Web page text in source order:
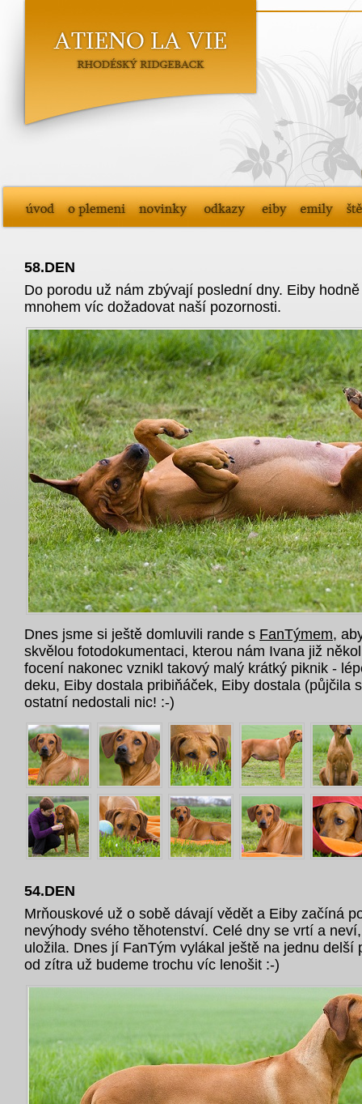
58.DEN
Do porodu už nám zbývají poslední dny. Eiby
mnohem víc dožadovat naší pozornosti.
Dnes jsme si ještě domluvili rande s FanTýmem,
skvělou fotodokumentaci, kterou nám Ivana již
focení nakonec vznikl takový malý krátký piknik -
deku, Eiby dostala pribiňáček, Eiby dostala (půjčila
ostatní nedostali nic! :-)
54.DEN
Mrňouskové už o sobě dávají vědět a Eiby začíná
nevýhody svého těhotenství. Celé dny se vrtí a
uložila. Dnes jí FanTým vylákal ještě na jednu delší
od zítra už budeme trochu víc lenošit :-)